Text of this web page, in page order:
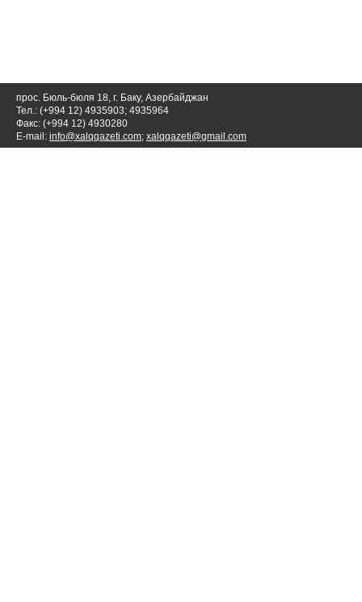
прос. Бюль-бюля 18, г. Баку, Азербайджан
Тел.: (+994 12) 4935903; 4935964
Факс: (+994 12) 4930280
E-mail: info@xalqqazeti.com; xalqqazeti@gmail.com